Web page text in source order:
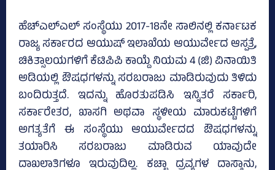
ಹೆಚ್‌ಎಲ್‌ಎಲ್‌ ಸಂಸ್ಥೆಯು 2017-18ನೇ ಸಾಲಿನಲ್ಲಿ ಕರ್ನಾಟಕ
ರಾಜ್ಯ ಸರ್ಕಾರದ ಆಯುಷ್‌ ಇಲಾಖೆಯ ಆಯುರ್ವೇದ ಆಸ್ಪತ್ರೆ,
ಚಿಕಿತ್ಸಾಲಯಗಳಿಗೆ ಕೆಟಿಪಿಪಿ ಕಾಯ್ದೆ ನಿಯಮ 4 (ಜಿ) ವಿನಾಯಿತಿ
ಅಡಿಯಲ್ಲಿ ಔಷಧಗಳನ್ನು ಸರಬರಾಜು ಮಾಡಿರುವುದು ತಿಳಿದು
ಬಂದಿರುತ್ತದೆ. ಇದನ್ನು ಹೊರತುಪಡಿಸಿ ಇನ್ನಿತರೆ ಸರ್ಕಾರಿ,
ಸರ್ಕಾರೇತರ, ಖಾಸಗಿ ಅಥವಾ ಸ್ಥಳೀಯ ಮಾರುಕಟ್ಟೆಗಳಿಗೆ
ಅಗತ್ಯತೆಗೆ ಈ ಸಂಸ್ಥೆಯು ಆಯುರ್ವೇದದ ಔಷಧಗಳನ್ನು
ತಯಾರಿಸಿ ಸರಬರಾಜು ಮಾಡಿರುವ ಯಾವುದೇ
ದಾಖಲಾತಿಗಳೂ ಇರುವುದಿಲ್ಲ. ಕಚ್ಛಾ ದ್ರವ್ಯಗಳ ದಾಸ್ತಾನು,